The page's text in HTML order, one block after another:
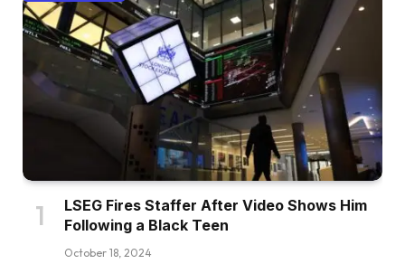
LSEG Fires Staffer After Video Shows Him
Following a Black Teen
October 18, 2024